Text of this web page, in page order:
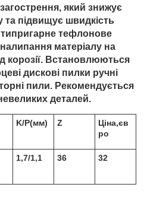
який знижує
та підвищує швидкість
тефлонове
матеріалу на
корозії. Встановлюються
дискові пилки ручні
пили. Рекомендується
деталей.
K/Р(мм) Z
Ціна,єв
ро
1,7/1,1 36 32